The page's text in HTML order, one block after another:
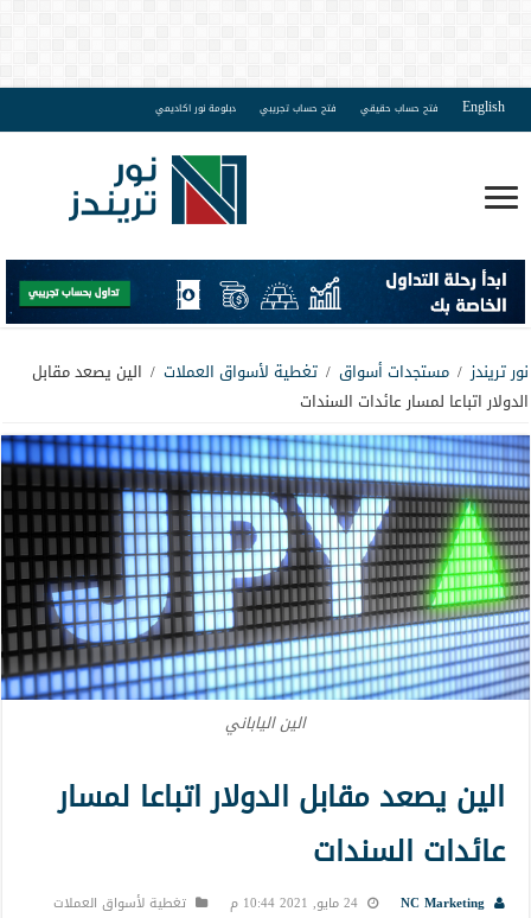
English فتح حساب حقيقي فتح حساب تجريبي دبلومة نور اكاديمي
نور تريندز / مستجدات أسواق / تغطية لأسواق العملات / الين يصعد مقابل
الدولار اتباعا لمسار عائدات السندات
الين الياباني
الين يصعد مقابل الدولار اتباعا لمسار
عائدات السندات
NC Marketing 24 مايو, 2021 10:44 م تغطية لأسواق العملات